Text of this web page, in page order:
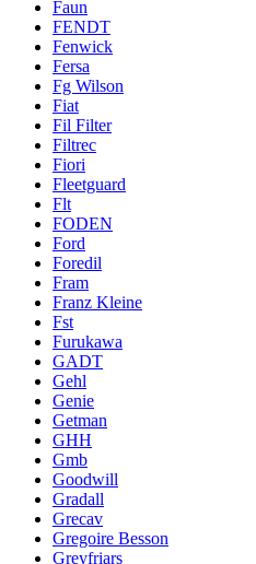
Faun
FENDT
Fenwick
Fersa
Fg Wilson
Fiat
Fil Filter
Filtrec
Fiori
Fleetguard
Flt
FODEN
Ford
Foredil
Fram
Franz Kleine
Fst
Furukawa
GADT
Gehl
Genie
Getman
GHH
Gmb
Goodwill
Gradall
Grecav
Gregoire Besson
Greyfriars